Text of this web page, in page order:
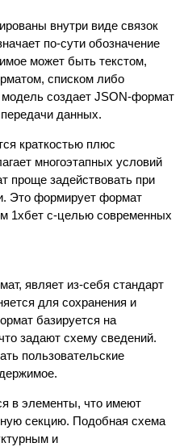
внутри виде связок
по-сути обозначение
может быть текстом,
списком либо
создает JSON-формат
данных.
краткостью плюс
многоэтапных условий
проще задействовать при
Это формирует формат
1хбет с-целью современных
являет из-себя стандарт
для сохранения и
базируется на
задают схему сведений.
пользовательские
в элементы, что имеют
секцию. Подобная схема
и